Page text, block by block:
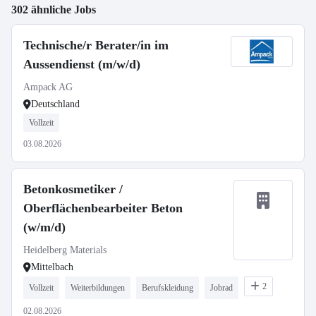
302 ähnliche Jobs
Technische/r Berater/in im
Aussendienst (m/w/d)
Ampack AG
Deutschland
Vollzeit
03.08.2026
Betonkosmetiker /
Oberflächenbearbeiter Beton
(w/m/d)
Heidelberg Materials
Mittelbach
Vollzeit Weiterbildungen Berufskleidung Jobrad 2
02.08.2026